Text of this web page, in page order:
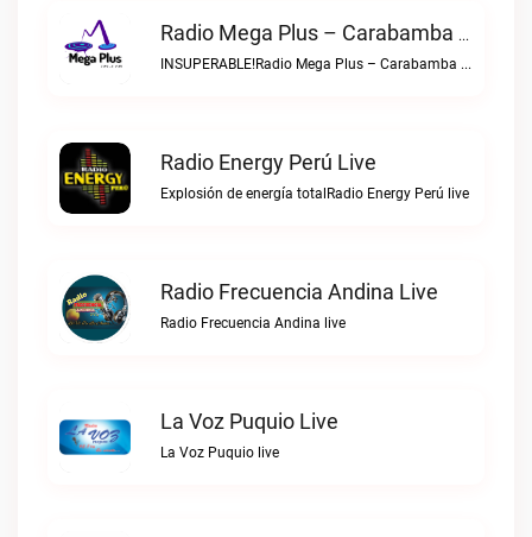
Radio Mega Plus – Carabamba Live
INSUPERABLE!Radio Mega Plus – Carabamba live
Radio Energy Perú Live
Explosión de energía totalRadio Energy Perú live
Radio Frecuencia Andina Live
Radio Frecuencia Andina live
La Voz Puquio Live
La Voz Puquio live